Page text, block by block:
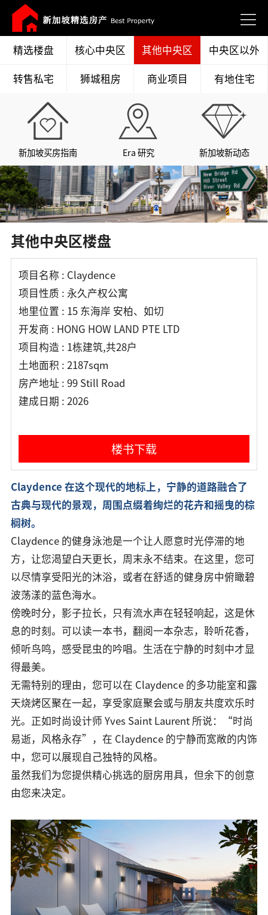
精选楼盘 核心中央区 其他中央区
中央区以外
转售私宅
狮城租房 商业项目 有地住宅
新加坡买房指南 Era 研究 新加坡新动态
其他中央区楼盘
项目名称 : Claydence
项目性质 : 永久产权公寓
地里位置 : 15 东海岸 安柏、如切
开发商 : HONG HOW LAND PTE LTD
项目构造 : 1栋建筑,共28户
土地面积 : 2187sqm
房产地址 : 99 Still Road
建成日期 : 2026
楼书下载
Claydence 在这个现代的地标上，宁静的道路融合了
古典与现代的景观，周围点缀着绚烂的花卉和摇曳的棕
榈树。
Claydence 的健身泳池是一个让人愿意时光停滞的地
方，让您渴望白天更长，周末永不结束。在这里，您可
以尽情享受阳光的沐浴，或者在舒适的健身房中俯瞰碧
波荡漾的蓝色海水。
傍晚时分，影子拉长，只有流水声在轻轻响起，这是休
息的时刻。可以读一本书，翻阅一本杂志，聆听花香，
倾听鸟鸣，感受昆虫的吟唱。生活在宁静的时刻中才显
得最美。
无需特别的理由，您可以在 Claydence 的多功能室和露
天烧烤区聚在一起，享受家庭聚会或与朋友共度欢乐时
光。正如时尚设计师 Yves Saint Laurent 所说：“时尚
易逝，风格永存”，在 Claydence 的宁静而宽敞的内饰
中，您可以展现自己独特的风格。
虽然我们为您提供精心挑选的厨房用具，但余下的创意
由您来决定。